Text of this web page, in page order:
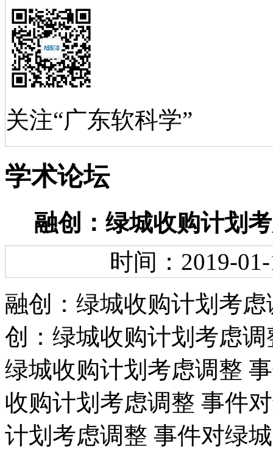
关注“广东软科学”
学术论坛
融创：绿城收购计划
时间：2019-
融创：绿城收购计划考
创：绿城收购计划考虑
绿城收购计划考虑调整
收购计划考虑调整 事件
计划考虑调整 事件对绿